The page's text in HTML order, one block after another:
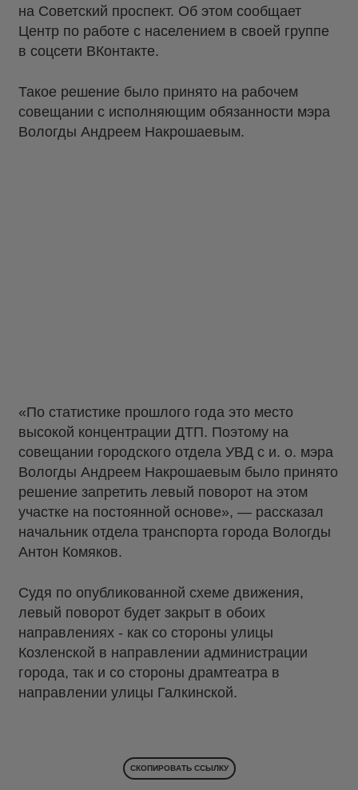
на Советский проспект. Об этом сообщает
Центр по работе с населением в своей группе
в соцсети ВКонтакте.
Такое решение было принято на рабочем
совещании с исполняющим обязанности мэра
Вологды Андреем Накрошаевым.
«По статистике прошлого года это место
высокой концентрации ДТП. Поэтому на
совещании городского отдела УВД с и. о. мэра
Вологды Андреем Накрошаевым было принято
решение запретить левый поворот на этом
участке на постоянной основе», — рассказал
начальник отдела транспорта города Вологды
Антон Комяков.
Судя по опубликованной схеме движения,
левый поворот будет закрыт в обоих
направлениях - как со стороны улицы
Козленской в направлении администрации
города, так и со стороны драмтеатра в
направлении улицы Галкинской.
СКОПИРОВАТЬ ССЫЛКУ